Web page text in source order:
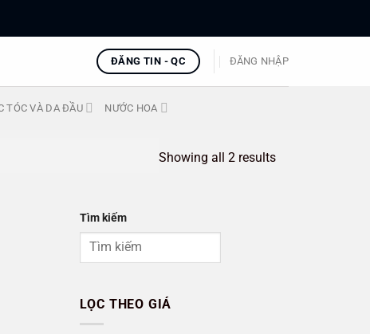
ĐĂNG TIN - QC ĐĂNG NHẬP
TÓC VÀ DA ĐẦU NƯỚC HOA
Showing all 2 results
Tìm kiếm
LỌC THEO GIÁ